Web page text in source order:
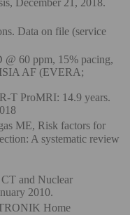
December 21, 2018.
Data on file (service
60 ppm, 15% pacing,
AF (EVERA;
T ProMRI: 14.9 years.
ME, Risk factors for
A systematic review
and Nuclear
2010.
Home